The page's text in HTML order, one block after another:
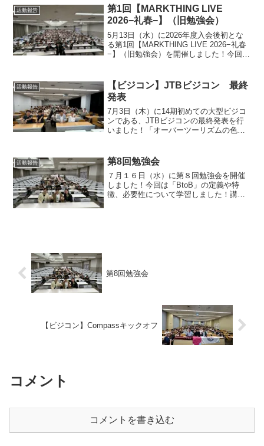
の営業・宣伝施策とは？」というお題に
ついて考えました。...
活動報告
第1回【MARKTHING LIVE
2026−礼春−】（旧勉強会）
5月13日（水）に2026年度入会後初とな
る第1回【MARKTHING LIVE 2026−礼春
−】（旧勉強会）を開催しました！今回は
の講義担当者は、定例局長の遠藤日葵...
活動報告
【ビジコン】JTBビジコン 最終
発表
7月3日（木）に14期初めての大型ビジコ
ンである、JTBビジコンの最終発表を行
いました！「オーバーツーリズムの色々
い」というお題でそれぞれのチームが発
表を行いました。※...
活動報告 第8回勉強会
７月１６日（水）に第８回勉強会を開催
しました！今回は「BtoB」の定義や特
徴、必要性について学習しました！講義
第8回勉強会
【ビジコン】Compassキックオフ
コメント
コメントを書き込む